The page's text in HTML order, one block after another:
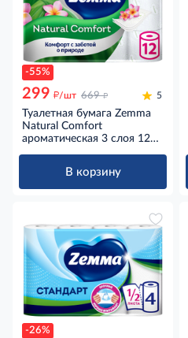
-55%
299 д/шт 669 д 5
Туалетная бумага Zemma
Natural Comfort
ароматическая 3 слоя 12
В корзину
-26%